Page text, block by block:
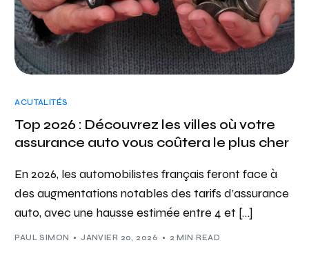
ACUTALITÉS
Top 2026 : Découvrez les villes où votre
assurance auto vous coûtera le plus cher
En 2026, les automobilistes français feront face à
des augmentations notables des tarifs d’assurance
auto, avec une hausse estimée entre 4 et […]
PAUL SIMON JANVIER 20, 2026 2 MIN READ